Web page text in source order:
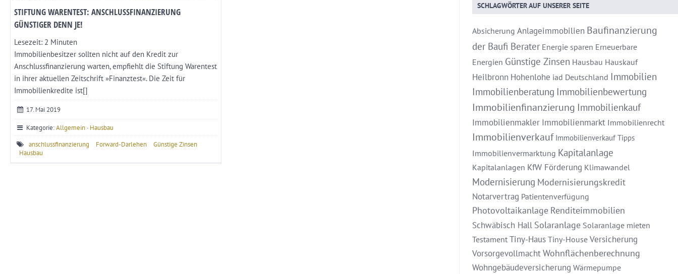
STIFTUNG WARENTEST: ANSCHLUSSFINANZIERUNG
GÜNSTIGER DENN JE!
Lesezeit: 2 Minuten
Immobilienbesitzer sollten nicht auf den Kredit zur
Anschlussfinanzierung warten, empfiehlt die Stiftung Warentest
in ihrer aktuellen Zeitschrift »Finanztest«. Die Zeit für
Immobilienkredite ist[]
17. Mai 2019
Kategorie:Allgemein · Hausbau
anschlussfinanzierung
Forward-Darlehen
Günstige Zinsen
Hausbau
SCHLAGWÖRTER AUF UNSERER SEITE
Absicherung Anlageimmobilien Baufinanzierung
der Baufi Berater Energie sparen Erneuerbare
Energien Günstige Zinsen Hausbau Hauskauf
Heilbronn Hohenlohe iad Deutschland Immobilien
Immobilienberatung Immobilienbewertung
Immobilienfinanzierung Immobilienkauf
Immobilienmakler Immobilienmarkt Immobilienrecht
Immobilienverkauf Immobilienverkauf Tipps
Immobilienvermarktung Kapitalanlage
Kapitalanlagen KfW Förderung Klimawandel
Modernisierung Modernisierungskredit
Notarvertrag Patientenverfügung
Photovoltaikanlage Renditeimmobilien
Schwäbisch Hall Solaranlage Solaranlage mieten
Testament Tiny-Haus Tiny-House Versicherung
VorsorgevollmachtWohnflächenberechnung
Wohngebäudeversicherung Wärmepumpe